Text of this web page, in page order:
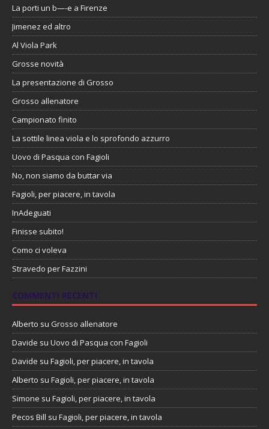
La porti un b—-e a Firenze
Jimenez ed altro
Al Viola Park
Grosse novità
La presentazione di Grosso
Grosso allenatore
Campionato finito
La sottile linea viola e lo sprofondo azzurro
Uovo di Pasqua con Fagioli
No, non siamo da buttar via
Fagioli, per piacere, in tavola
InAdeguati
Finisse subito!
Como ci voleva
Stravedo per Fazzini
COMMENTI RECENTI
Alberto su Grosso allenatore
Davide su Uovo di Pasqua con Fagioli
Davide su Fagioli, per piacere, in tavola
Alberto su Fagioli, per piacere, in tavola
Simone su Fagioli, per piacere, in tavola
Pecos Bill su Fagioli, per piacere, in tavola